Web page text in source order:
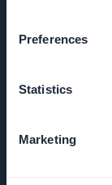
Preferences
Statistics
Marketing
Erweiterungen